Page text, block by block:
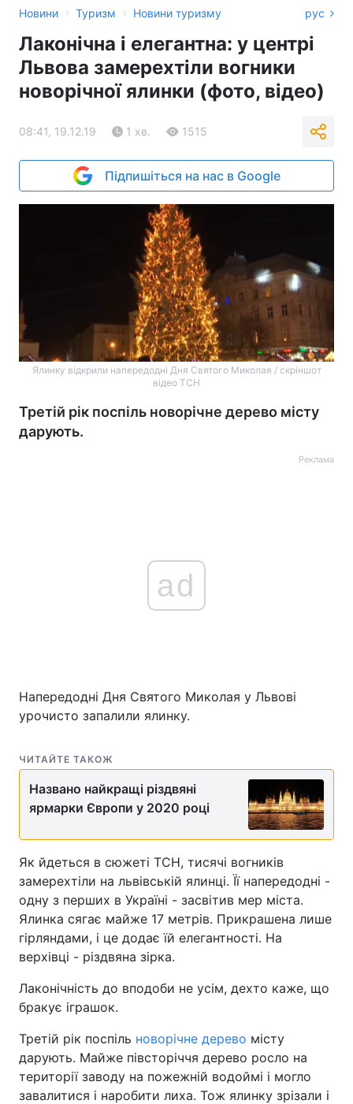
Новини › Туризм › Новини туризму рус
Лаконічна і елегантна: у центрі
Львова замерехтіли вогники
новорічної ялинки (фото, відео)
08:41, 19.12.19 1 хв. 1515
Підпишіться на нас в Google
Ялинку відкрили напередодні Дня Святого Миколая / скріншот
відео ТСН
Третій рік поспіль новорічне дерево місту
дарують.
Реклама
ad
Напередодні Дня Святого Миколая у Львові
урочисто запалили ялинку.
ЧИТАЙТЕ ТАКОЖ
Названо найкращі різдвяні
ярмарки Європи у 2020 році
Як йдеться в сюжеті ТСН, тисячі вогників
замерехтіли на львівській ялинці. Її напередодні -
одну з перших в Україні - засвітив мер міста.
Ялинка сягає майже 17 метрів. Прикрашена лише
гірляндами, і це додає їй елегантності. На
верхівці - різдвяна зірка.
Лаконічність до вподоби не усім, дехто каже, що
бракує іграшок.
Третій рік поспіль новорічне дерево місту
дарують. Майже півсторіччя дерево росло на
території заводу на пожежній водоймі і могло
завалитися і наробити лиха. Тож ялинку зрізали і